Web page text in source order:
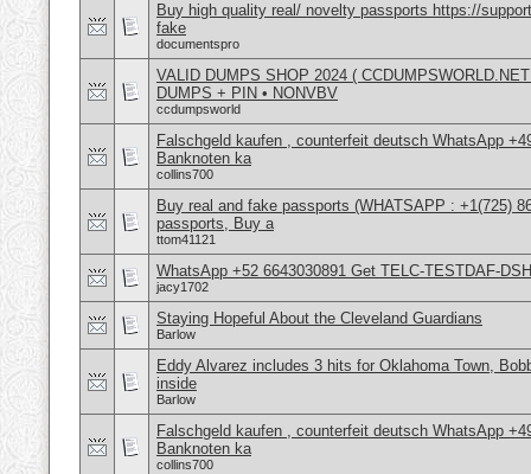
Buy high quality real/ novelty passports https://
fake
documentspro
VALID DUMPS SHOP 2024 (
DUMPS + PIN • NONVBV
ccdumpsworld
Falschgeld kaufen , counterfeit deutsch WhatsApp
Banknoten ka
collins700
Buy real and fake passports (WHATSAPP : +1(725)
passports, Buy a
ttom41121
WhatsApp +52 6643030891 Get TELC-TESTDAF-
jacy1702
Staying Hopeful About the Cleveland Guardians
Barlow
Eddy Alvarez includes 3 hits for Oklahoma Town,
inside
Barlow
Falschgeld kaufen , counterfeit deutsch WhatsApp
Banknoten ka
collins700